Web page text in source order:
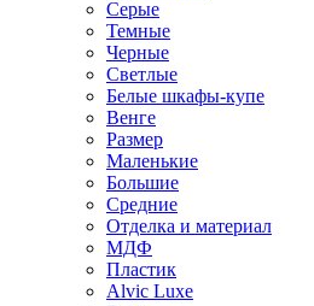
Серые
Темные
Черные
Светлые
Белые шкафы-купе
Венге
Размер
Маленькие
Большие
Средние
Отделка и материал
МДФ
Пластик
Alvic Luxe